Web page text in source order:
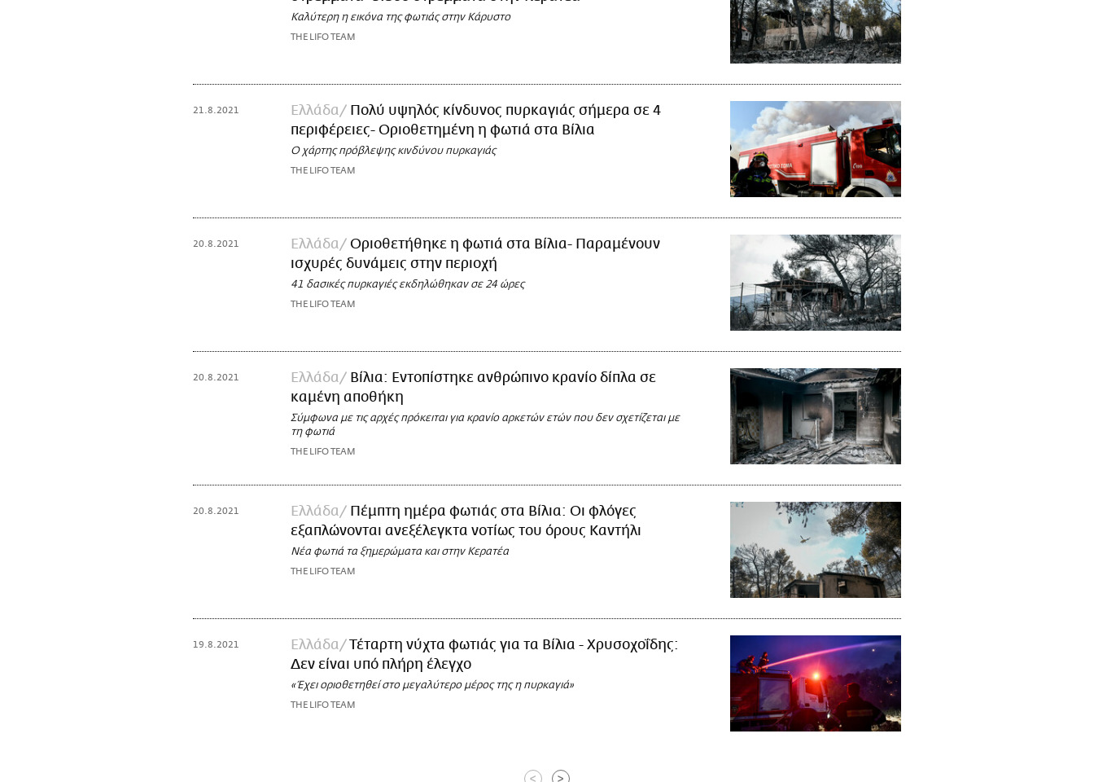
Καλύτερη η εικόνα της φωτιάς στην Κάρυστο
THE LIFO TEAM
21.8.2021 Ελλάδα
Πολύ υψηλός κίνδυνος πυρκαγιάς σήμερα σε 4
περιφέρειες- Οριοθετημένη η φωτιά στα Βίλια
Ο χάρτης πρόβλεψης κινδύνου πυρκαγιάς
THE LIFO TEAM
20.8.2021 Ελλάδα
Οριοθετήθηκε η φωτιά στα Βίλια- Παραμένουν
ισχυρές δυνάμεις στην περιοχή
41 δασικές πυρκαγιές εκδηλώθηκαν σε 24 ώρες
THE LIFO TEAM
20.8.2021 Ελλάδα
Βίλια: Εντοπίστηκε ανθρώπινο κρανίο δίπλα σε
καμένη αποθήκη
Σύμφωνα με τις αρχές πρόκειται για κρανίο αρκετών ετών που δεν σχετίζεται με
τη φωτιά
THE LIFO TEAM
20.8.2021 Ελλάδα
Πέμπτη ημέρα φωτιάς στα Βίλια: Οι φλόγες
εξαπλώνονται ανεξέλεγκτα νοτίως του όρους Καντήλι
Νέα φωτιά τα ξημερώματα και στην Κερατέα
THE LIFO TEAM
19.8.2021 Ελλάδα
Τέταρτη νύχτα φωτιάς για τα Βίλια - Χρυσοχοΐδης:
Δεν είναι υπό πλήρη έλεγχο
«Έχει οριοθετηθεί στο μεγαλύτερο μέρος της η πυρκαγιά»
THE LIFO TEAM
< >